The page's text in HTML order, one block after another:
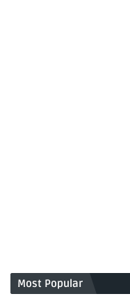
Most Popular